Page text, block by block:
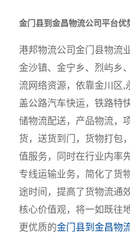
金门县到金昌物流公司平台优
港邦物流公司金门县物流
金沙镇、金宁乡、烈屿乡
流网络资源，依靠金川区,
盖公路汽车快运，铁路特
储物流配送，产品物流，
货，送货到门，货物打包
值服务，同时在行业内率
专线运输业务，简化了货
途时间，提高了货物流通
核心价值观，将一如既往
更优质的金门县到金昌物